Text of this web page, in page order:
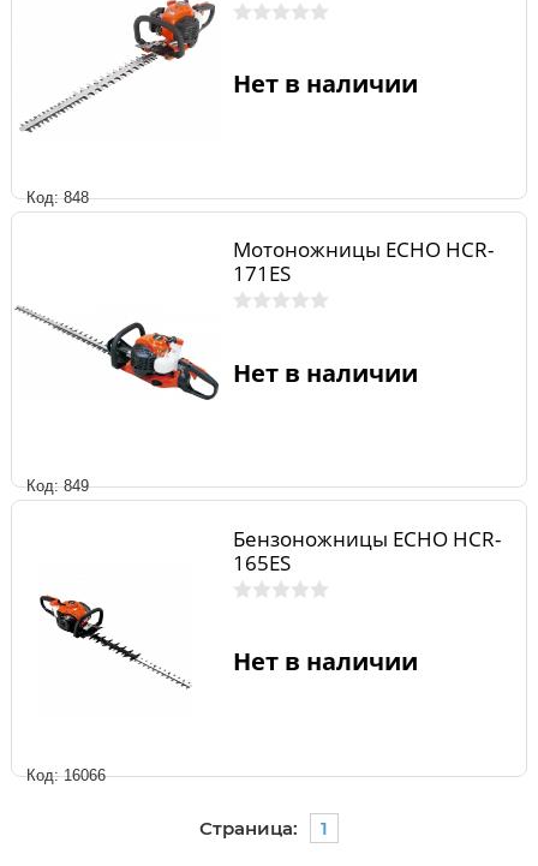
Код: 848
Нет в наличии
Код: 849
Мотоножницы ECHO HCR-
171ES
Нет в наличии
Код: 16066
Бензоножницы ECHO HCR-
165ES
Нет в наличии
Страница: 1